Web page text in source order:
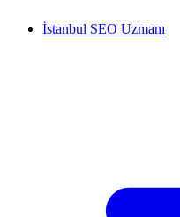
İstanbul SEO Uzmanı